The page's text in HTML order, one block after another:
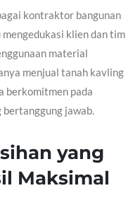
kontraktor bangunan
klien dan tim
material
menjual tanah kavling
berkomitmen pada
jawab.
yang
Maksimal